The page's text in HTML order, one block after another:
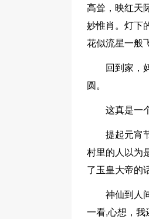
高耸，映红天
妙惟肖。灯下
花似流星一般
回到家，
圆。
这真是一
提起元宵
村里的人以为
了玉皇大帝的
神仙到人
一看,心想，我